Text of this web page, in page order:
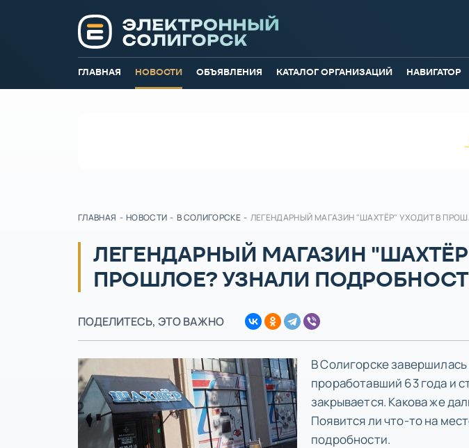
ГЛАВНАЯ НОВОСТИ ОБЪЯВЛЕНИЯ КАТАЛОГ ОРГАНИЗАЦИЙ НАВИГАТОР
ГЛАВНАЯ - НОВОСТИ - В СОЛИГОРСКЕ - ЛЕГЕНДАРНЫЙ МАГАЗИН "ШАХТЁР" УХОДИТ В
ЛЕГЕНДАРНЫЙ МАГАЗИН
ПРОШЛОЕ? УЗНАЛИ
ПОДЕЛИТЕСЬ, ЭТО ВАЖНО
В Солигорске
проработавший 63 года и
закрывается. Какова же
Появится ли что-то на
подробности.